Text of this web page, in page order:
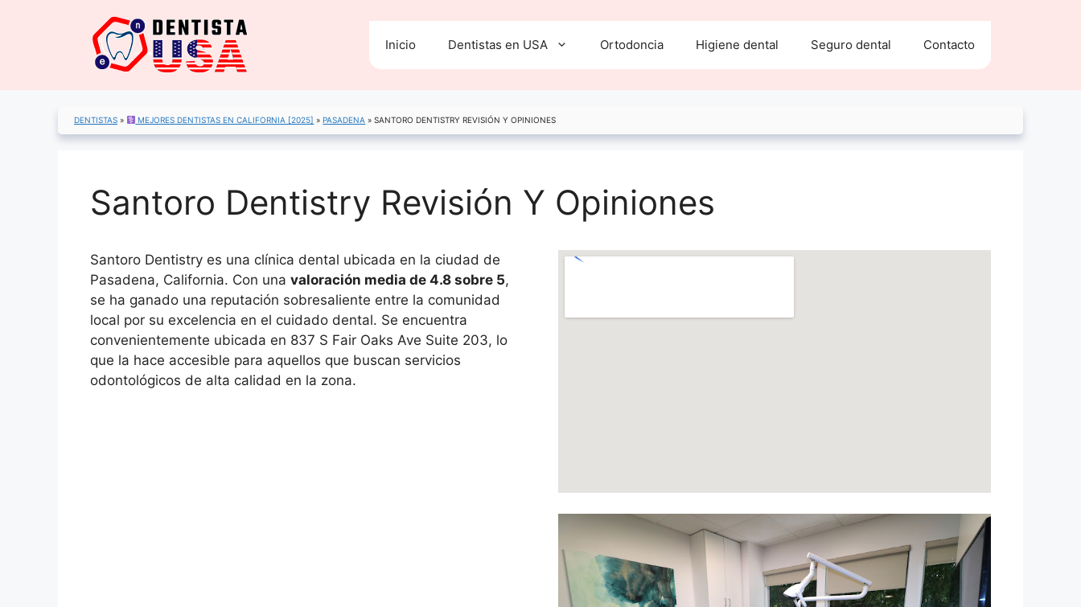
Inicio Dentistas en USA Ortodoncia Higiene dental Seguro dental Contacto
DENTISTAS » MEJORES DENTISTAS EN CALIFORNIA [2025] »PASADENA »SANTORO DENTISTRY REVISIÓN Y OPINIONES
Santoro Dentistry Revisión Y Opiniones
Santoro Dentistry es una clínica dental ubicada en la ciudad de
Pasadena, California. Con una valoración media de 4.8 sobre 5,
se ha ganado una reputación sobresaliente entre la comunidad
local por su excelencia en el cuidado dental. Se encuentra
convenientemente ubicada en 837 S Fair Oaks Ave Suite 203, lo
que la hace accesible para aquellos que buscan servicios
odontológicos de alta calidad en la zona.